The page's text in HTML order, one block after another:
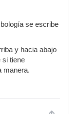
se escribe
y hacia abajo
si tiene
manera.